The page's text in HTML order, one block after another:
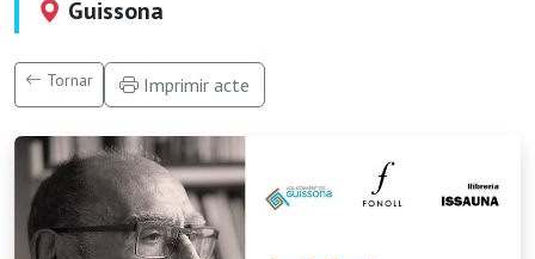
Guissona
Tornar Imprimir acte